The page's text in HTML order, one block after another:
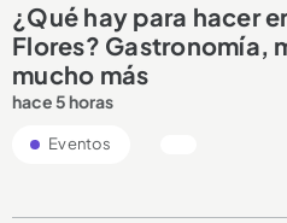
¿Qué hay para hacer
Flores? Gastronomía,
mucho más
hace 5 horas
Eventos